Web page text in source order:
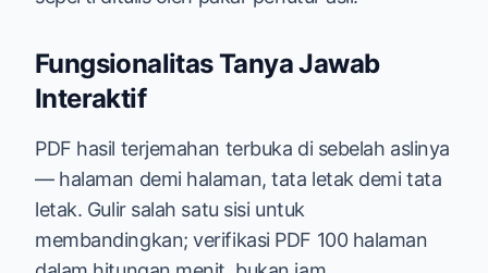
Fungsionalitas Tanya Jawab
Interaktif
PDF hasil terjemahan terbuka di sebelah aslinya
— halaman demi halaman, tata letak demi tata
letak. Gulir salah satu sisi untuk
membandingkan; verifikasi PDF 100 halaman